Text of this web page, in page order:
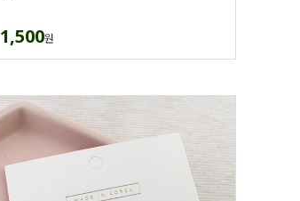
1,500원